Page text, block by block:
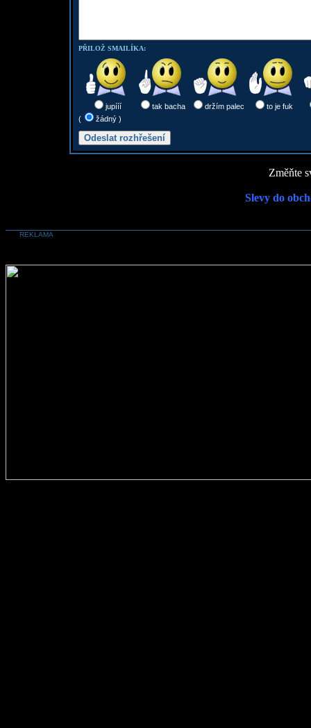
PŘILOŽ SMAILÍKA:
jupííí tak bacha držím palec
to je fuk
(
žádný )
Změňte
Slevy do
REKLAMA